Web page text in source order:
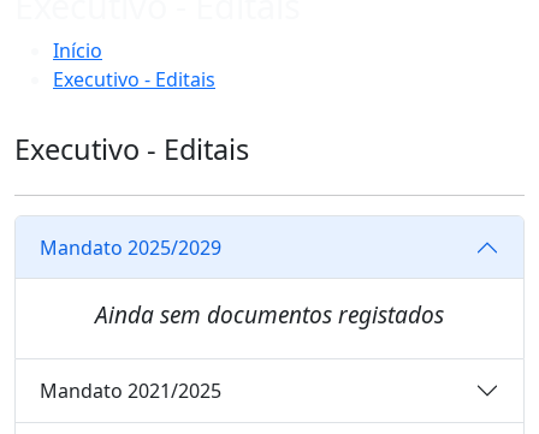
Início
Executivo - Editais
Executivo - Editais
Mandato 2025/2029
Ainda sem documentos registados
Mandato 2021/2025